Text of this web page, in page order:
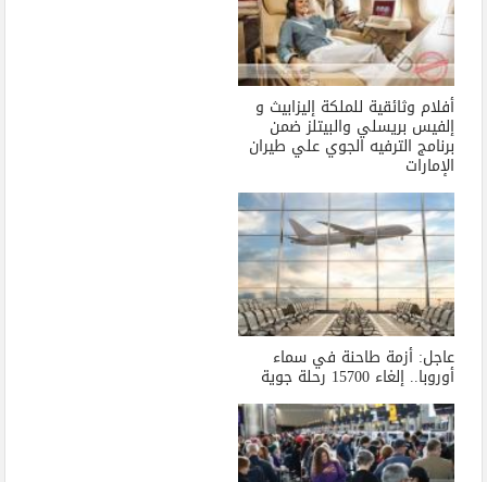
أفلام وثائقية للملكة إليزابيث و
إلفيس بريسلي والبيتلز ضمن
برنامج الترفيه الجوي علي طيران
الإمارات
عاجل: أزمة طاحنة في سماء
أوروبا.. إلغاء 15700 رحلة جوية